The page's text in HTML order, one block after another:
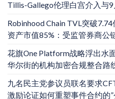
Tillis-Gallego伦理白宫介入与
Robinhood Chain TVL突破
资产市值85%：受监管券商公
花旗One Platform战略浮出水
华尔街的机构加密合规整合路
九名民主党参议员联名要求
激励论证如何重塑事件合约的